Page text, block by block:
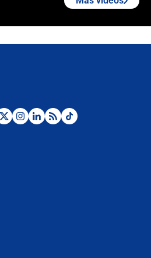
Posesión de Abelardo De La Espriella